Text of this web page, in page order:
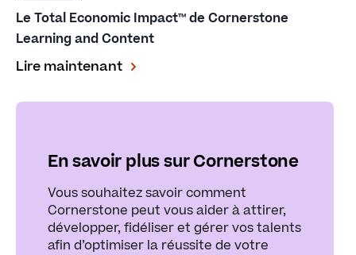
Le Total Economic Impact™ de Cornerstone
Learning and Content
Lire maintenant
En savoir plus sur Cornerstone
Vous souhaitez savoir comment
Cornerstone peut vous aider à attirer,
développer, fidéliser et gérer vos talents
afin d’optimiser la réussite de votre